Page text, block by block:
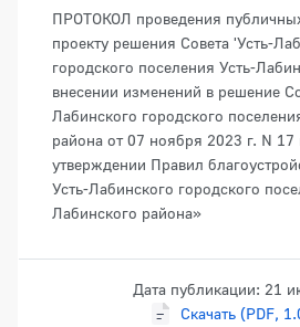
ПРОТОКОЛ проведения
проекту решения Совета 'Усть-
городского поселения Усть-
внесении изменений в решение
Лабинского городского
района от 07 ноября 2023 г. N
утверждении Правил
Усть-Лабинского городского
Лабинского района»
Дата публикации: 21
Скачать (PDF,